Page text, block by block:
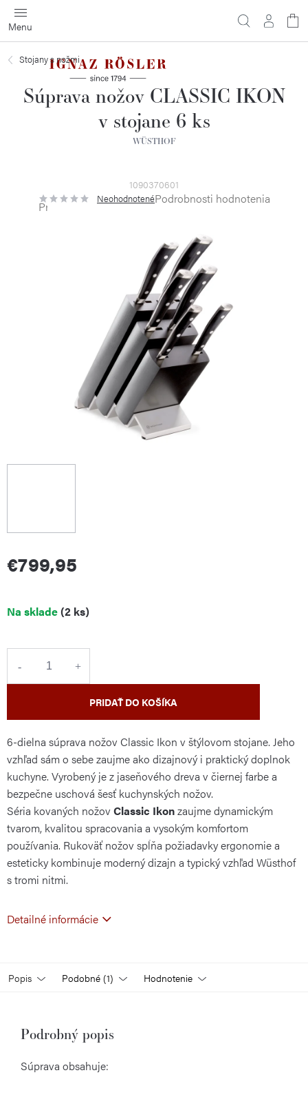
Prejsť
na
obsah
Stojany s nožmi
Súprava nožov CLASSIC IKON
v stojane 6 ks
WÜSTHOF
1090370601
Priemerné
hodnotenie
NeohodnotenéPodrobnosti hodnotenia
€799,95
Jednotková
cena:
Na sklade(2 ks)
PRIDAŤ DO KOŠÍKA
6-dielna súprava nožov Classic Ikon v štýlovom stojane. Jeho
vzhľad sámo sebe zaujme ako dizajnový i praktický doplnok
kuchyne. Vyrobený je z jaseňového dreva v čiernej farbe a
bezpečne uschová šesť kuchynských nožov.
Séria kovaných nožovClassic Ikonzaujme dynamickým
tvarom, kvalitou spracovania a vysokým komfortom
používania. Rukoväť nožov spĺňa požiadavky ergonomie a
esteticky kombinuje moderný dizajn a typický vzhľad Wüsthof
s tromi nitmi.
Detailné informácie
Popis Podobné (1) Hodnotenie
Podrobný popis
Súprava obsahuje: